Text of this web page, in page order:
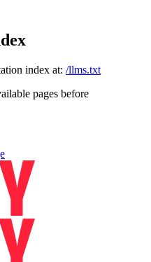
index at: /llms.txt
pages before